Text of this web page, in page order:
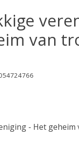
van
- Het geheim